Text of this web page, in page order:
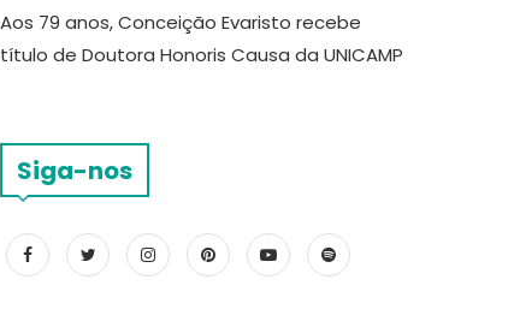
Aos 79 anos, Conceição Evaristo recebe
título de Doutora Honoris Causa da UNICAMP
Siga-nos